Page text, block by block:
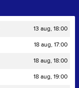
13 aug, 18:00
18 aug, 17:00
18 aug, 18:00
18 aug, 19:00